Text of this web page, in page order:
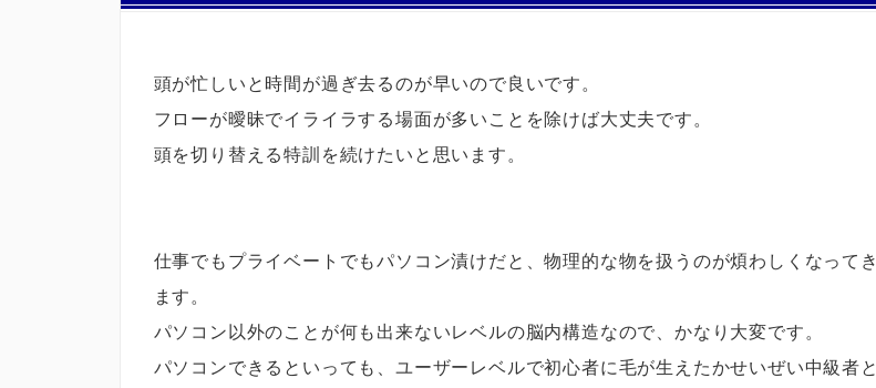
頭が忙しいと時間が過ぎ去るのが早いので良いです。
フローが曖昧でイライラする場面が多いことを除けば大丈夫です。
頭を切り替える特訓を続けたいと思います。
仕事でもプライベートでもパソコン漬けだと、物理的な物を扱うのが煩わしくなってき
ます。
パソコン以外のことが何も出来ないレベルの脳内構造なので、かなり大変です。
パソコンできるといっても、ユーザーレベルで初心者に毛が生えたかせいぜい中級者と